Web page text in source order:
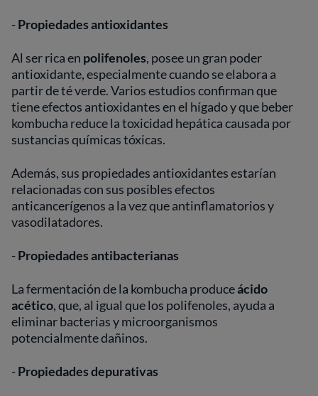
-Propiedades antioxidantes
Al ser rica en polifenoles, posee un gran poder
antioxidante, especialmente cuando se elabora a
partir de té verde. Varios estudios confirman que
tiene efectos antioxidantes en el hígado y que beber
kombucha reduce la toxicidad hepática causada por
sustancias químicas tóxicas.
Además, sus propiedades antioxidantes estarían
relacionadas con sus posibles efectos
anticancerígenos a la vez que antinflamatorios y
vasodilatadores.
-Propiedades antibacterianas
La fermentación de la kombucha produceácido
acético, que, al igual que los polifenoles, ayuda a
eliminar bacterias y microorganismos
potencialmente dañinos.
-Propiedades depurativas